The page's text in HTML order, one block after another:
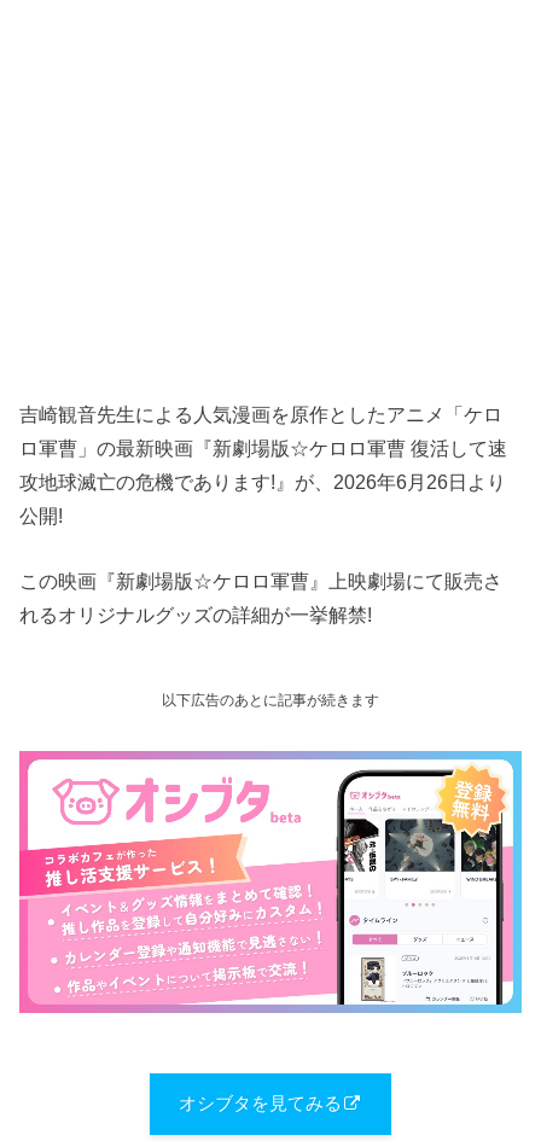
吉崎観音先生による人気漫画を原作としたアニメ「ケロ
ロ軍曹」の最新映画『新劇場版☆ケロロ軍曹 復活して速
攻地球滅亡の危機であります!』が、2026年6月26日より
公開!
この映画『新劇場版☆ケロロ軍曹』上映劇場にて販売さ
れるオリジナルグッズの詳細が一挙解禁!
以下広告のあとに記事が続きます
オシブタを見てみる